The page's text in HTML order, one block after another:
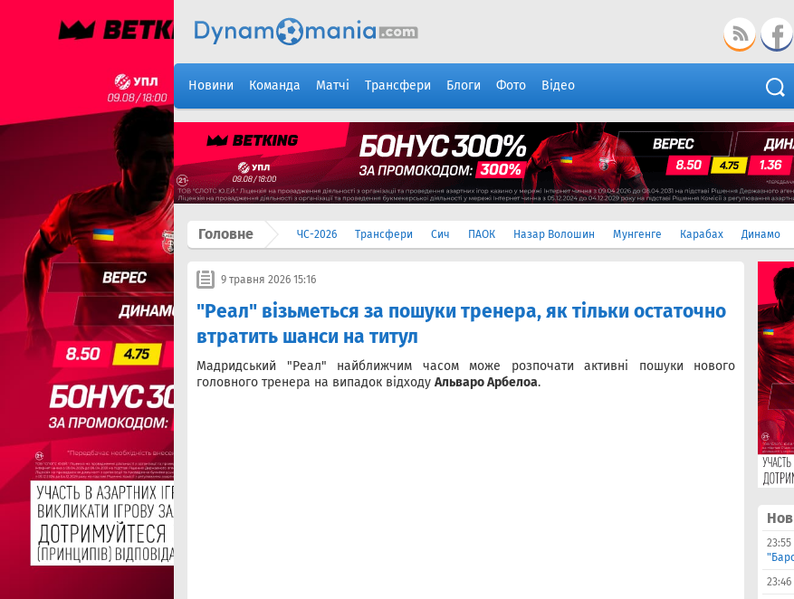
Новини Команда Матчі Трансфери Блоги Фото Відео
Головне ЧС-2026 Трансфери Сич ПАОК Назар Волошин Мунгенге Карабах Динамо
9 травня 2026 15:16
"Реал" візьметься за пошуки тренера, як тільки остаточно
втратить шанси на титул
Мадридський "Реал" найближчим часом може розпочати активні пошуки нового
головного тренера на випадок відходу Альваро Арбелоа.
23:55
23:46